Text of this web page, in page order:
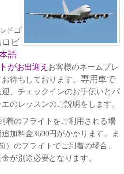
ドゴ
ロビ
語
がお出迎え お客様のネームプレ
待ちしております。 専用車で
、チェックインのお手伝いとパ
のレッスンのご説明をします。
着のフライトをご利用される場
加料金3600円がかかります。ま
）のフライトでご到着の場合、
が別途必要となります。